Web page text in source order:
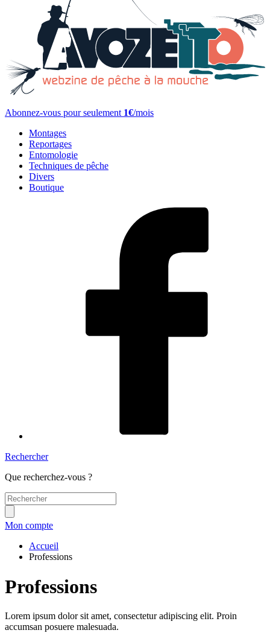
Abonnez-vous pour seulement 1€/mois
Montages
Reportages
Entomologie
Techniques de pêche
Divers
Boutique
Rechercher
Que recherchez-vous ?
Mon compte
Accueil
Professions
Professions
Lorem ipsum dolor sit amet, consectetur adipiscing elit. Proin
accumsan posuere malesuada.